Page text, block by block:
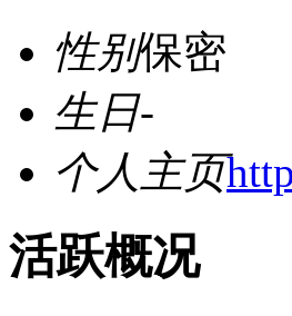
性别保密
生日-
个人主页
活跃概况